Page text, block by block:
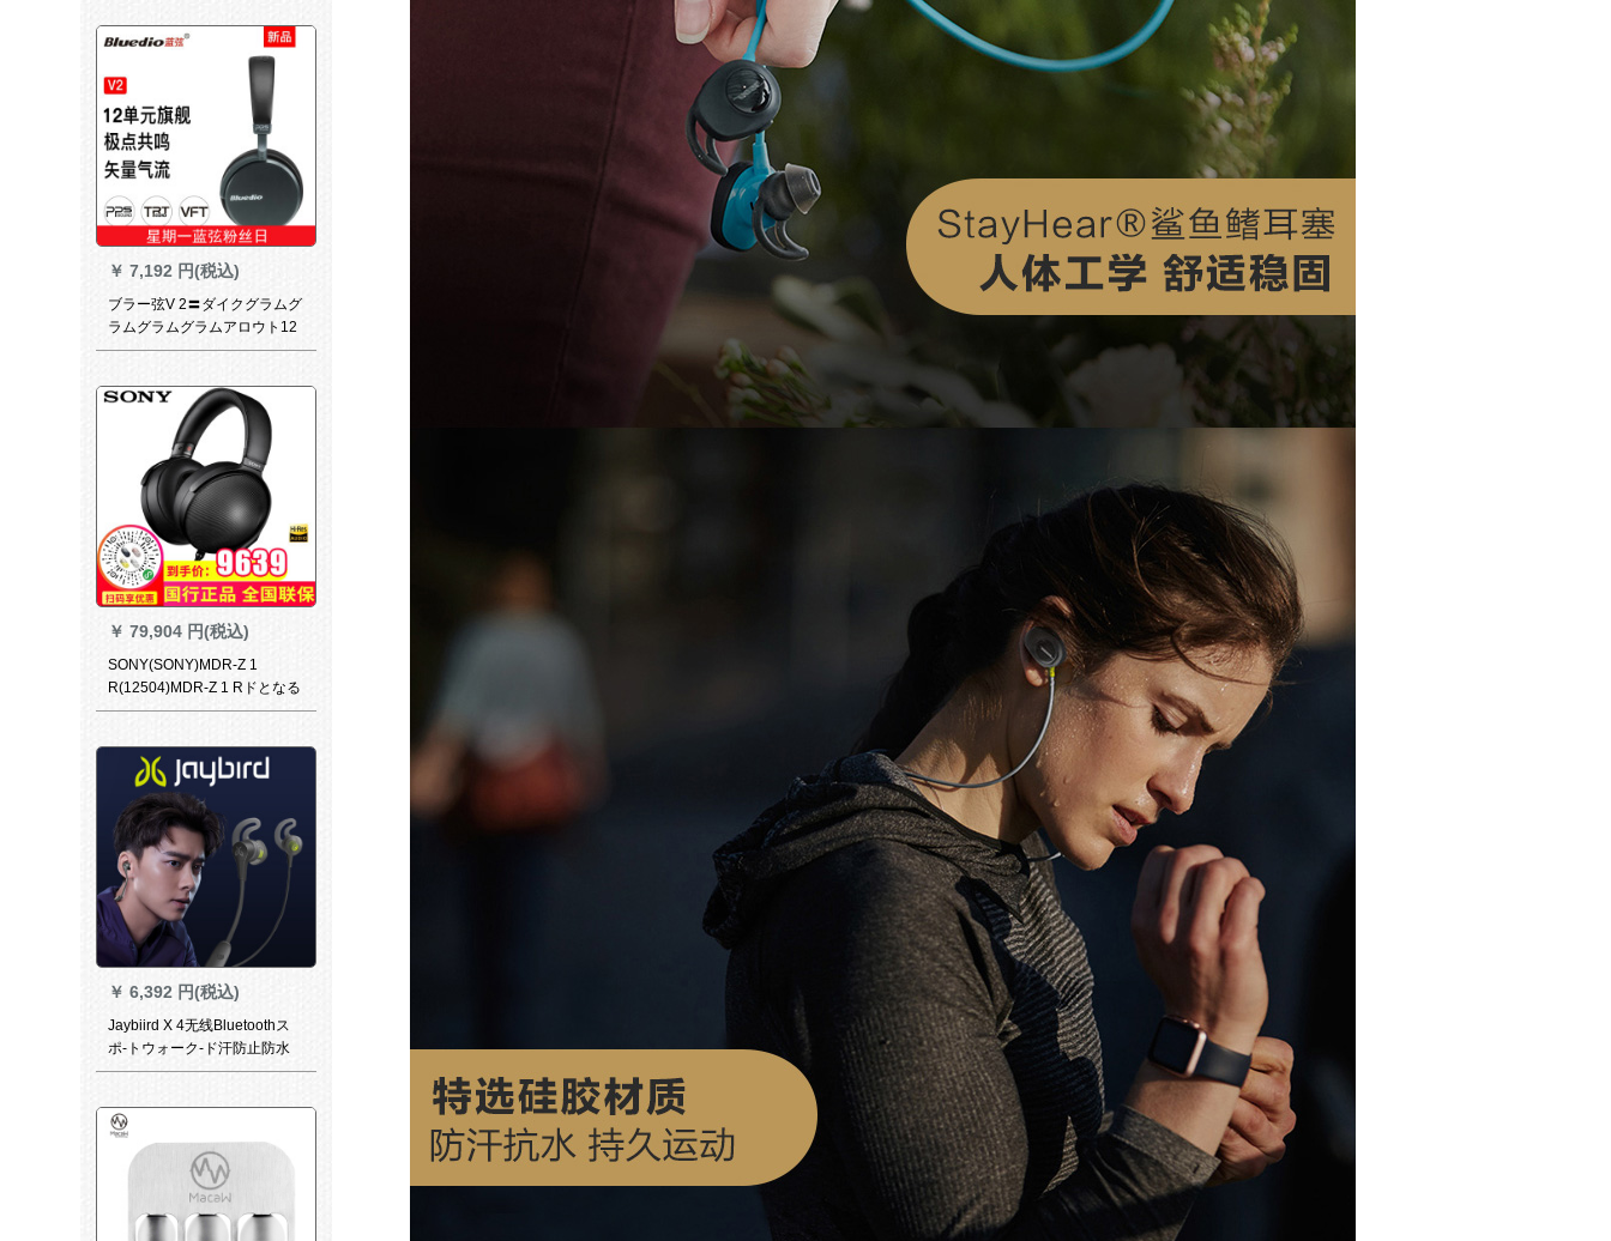
￥ 7,192 円(税込)
ブラー弦V 2〓ダイクグラムグ
ラムグラムグラムアロウト12
ホーン12ホーンン12ホーンン
ングリングリングリングリン
グリングポイント。
￥ 79,904 円(税込)
SONY(SONY)MDR-Z 1
R(12504)MDR-Z 1 Rドとなる
とドの高解像度ステレオオ
￥ 6,392 円(税込)
Jaybiird X 4无线Bluetoothス
ポ-トウォーク-ド汗防止防水
パ-ソラ音楽8时间フレム电光